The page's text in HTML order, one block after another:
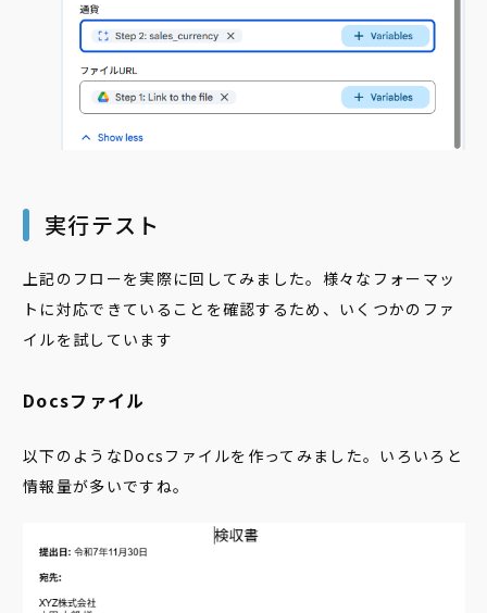
実行テスト
上記のフローを実際に回してみました。様々なフォーマッ
トに対応できていることを確認するため、いくつかのファ
イルを試しています
Docsファイル
以下のようなDocsファイルを作ってみました。いろいろと
情報量が多いですね。